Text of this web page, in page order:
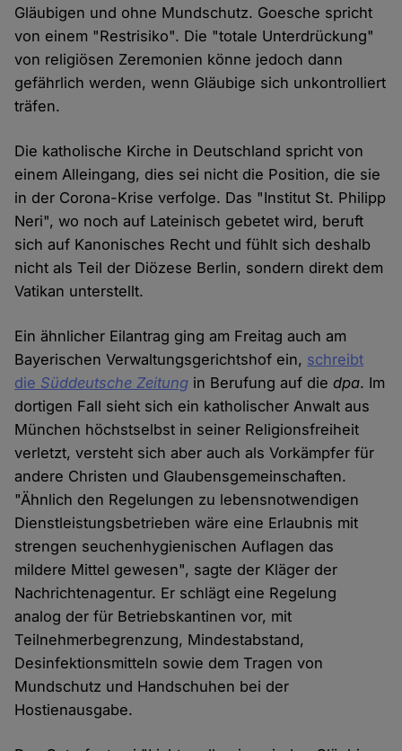
Gläubigen und ohne Mundschutz. Goesche spricht
von einem "Restrisiko". Die "totale Unterdrückung"
von religiösen Zeremonien könne jedoch dann
gefährlich werden, wenn Gläubige sich unkontrolliert
träfen.
Die katholische Kirche in Deutschland spricht von
einem Alleingang, dies sei nicht die Position, die sie
in der Corona-Krise verfolge. Das "Institut St. Philipp
Neri", wo noch auf Lateinisch gebetet wird, beruft
sich auf Kanonisches Recht und fühlt sich deshalb
nicht als Teil der Diözese Berlin, sondern direkt dem
Vatikan unterstellt.
Ein ähnlicher Eilantrag ging am Freitag auch am
Bayerischen Verwaltungsgerichtshof ein, schreibt
die Süddeutsche Zeitung in Berufung auf diedpa. Im
dortigen Fall sieht sich ein katholischer Anwalt aus
München höchstselbst in seiner Religionsfreiheit
verletzt, versteht sich aber auch als Vorkämpfer für
andere Christen und Glaubensgemeinschaften.
"Ähnlich den Regelungen zu lebensnotwendigen
Dienstleistungsbetrieben wäre eine Erlaubnis mit
strengen seuchenhygienischen Auflagen das
mildere Mittel gewesen", sagte der Kläger der
Nachrichtenagentur. Er schlägt eine Regelung
analog der für Betriebskantinen vor, mit
Teilnehmerbegrenzung, Mindestabstand,
Desinfektionsmitteln sowie dem Tragen von
Mundschutz und Handschuhen bei der
Hostienausgabe.